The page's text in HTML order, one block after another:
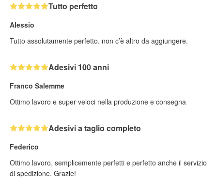
Tutto perfetto
Alessio
Tutto assolutamente perfetto. non c’è altro da aggiungere.
Adesivi 100 anni
Franco Salemme
Ottimo lavoro e super veloci nella produzione e consegna
Adesivi a taglio completo
Federico
Ottimo lavoro, semplicemente perfetti e perfetto anche il servizio
di spedizione. Grazie!